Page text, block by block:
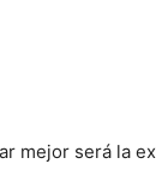
mejor será la